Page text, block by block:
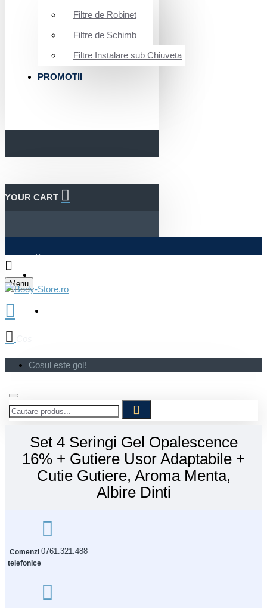
Filtre de Robinet
Filtre de Schimb
Filtre Instalare sub Chiuveta
PROMOTII
YOUR CART
Menu
Coșul este gol!
Set 4 Seringi Gel Opalescence
16% + Gutiere Usor Adaptabile +
Cutie Gutiere, Aroma Menta,
Albire Dinti
Comenzi
telefonice
0761.321.488